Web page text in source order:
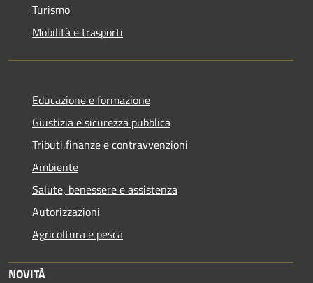
Turismo
Mobilità e trasporti
Educazione e formazione
Giustizia e sicurezza pubblica
Tributi,finanze e contravvenzioni
Ambiente
Salute, benessere e assistenza
Autorizzazioni
Agricoltura e pesca
NOVITÀ